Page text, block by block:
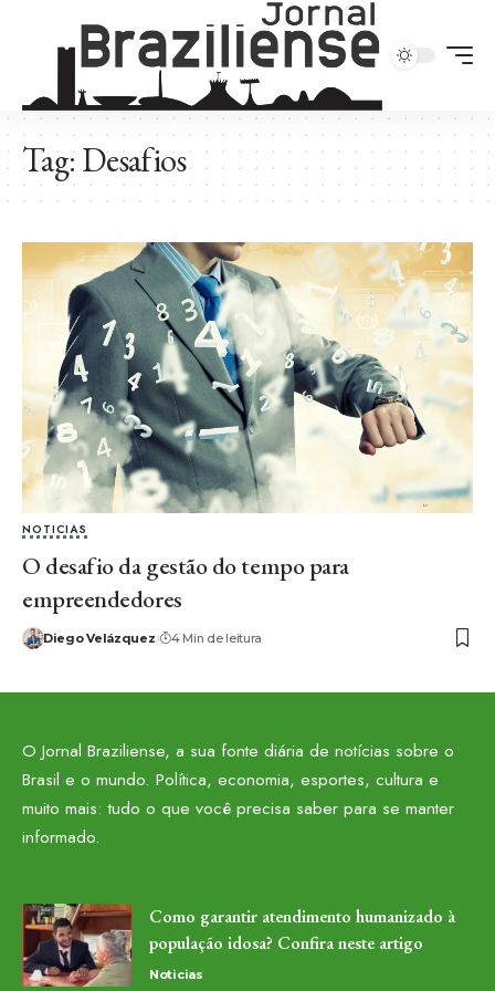
Tag:Desafios
NOTICIAS
O desafio da gestão do tempo para
empreendedores
Diego Velázquez 4 Min de leitura
O Jornal Braziliense, a sua fonte diária de notícias sobre o
Brasil e o mundo. Política, economia, esportes, cultura e
muito mais: tudo o que você precisa saber para se manter
informado.
Como garantir atendimento humanizado à
população idosa? Confira neste artigo
Noticias